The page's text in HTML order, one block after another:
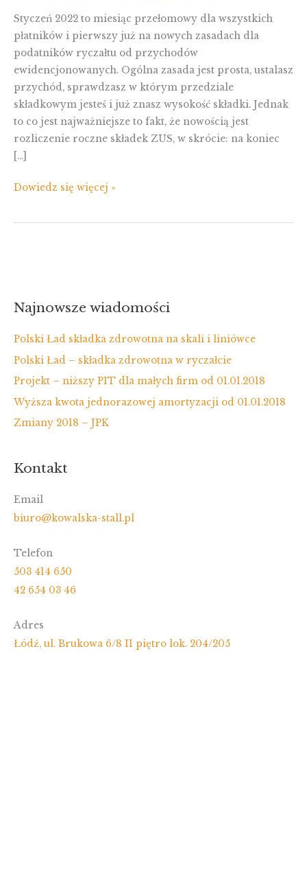
Styczeń 2022 to miesiąc przełomowy dla wszystkich
płatników i pierwszy już na nowych zasadach dla
podatników ryczałtu od przychodów
ewidencjonowanych. Ogólna zasada jest prosta, ustalasz
przychód, sprawdzasz w którym przedziale
składkowym jesteś i już znasz wysokość składki. Jednak
to co jest najważniejsze to fakt, że nowością jest
rozliczenie roczne składek ZUS, w skrócie: na koniec
[…]
Polski
–
Dowiedz się więcej »
Najnowsze wiadomości
Polski Ład składka zdrowotna na skali i liniówce
Polski Ład – składka zdrowotna w ryczałcie
Projekt – niższy PIT dla małych firm od 01.01.2018
Wyższa kwota jednorazowej amortyzacji od 01.01.2018
Zmiany 2018 – JPK
Kontakt
Email
biuro@kowalska-stall.pl
Telefon
503 414 650
42 654 03 46
Adres
Łódź, ul. Brukowa 6/8 II piętro lok. 204/205